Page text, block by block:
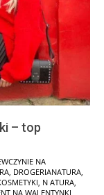
– top
NA
, DROGERIANATURA,
, N ATURA,
NA WALENTYNKI,